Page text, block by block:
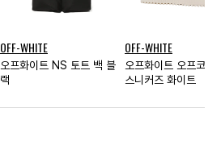
OFF-WHITE
오프화이트 NS 토트 백 블
랙
OFF-WHITE
오프화이트 오프코
스니커즈 화이트